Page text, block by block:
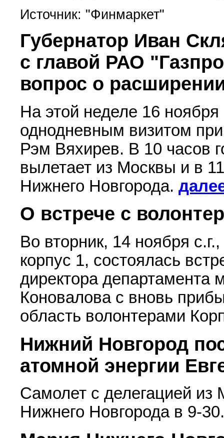
Источник: "Финмаркет"
Губернатор Иван
с главой РАО
вопрос о
На этой неделе 16
однодневным визитом
Рэм Вяхирев. В 10 часов
вылетает из Москвы и в
Нижнего Новгорода.
О вcтрече с
Во вторник, 14 ноября
корпус 1, состоялась
директора
Коновалова с вновь
область волонтерами
Нижний Новгород
атомной энергии
Самолет с делегацией из
Нижнего Новгорода в 9-